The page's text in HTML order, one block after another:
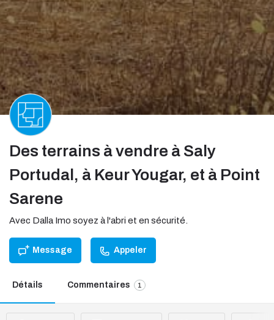
Des terrains à vendre à Saly
Portudal, à Keur Yougar, et à Point
Sarene
Avec Dalla Imo soyez à l'abri et en sécurité.
Message Appeler
Détails Commentaires 1